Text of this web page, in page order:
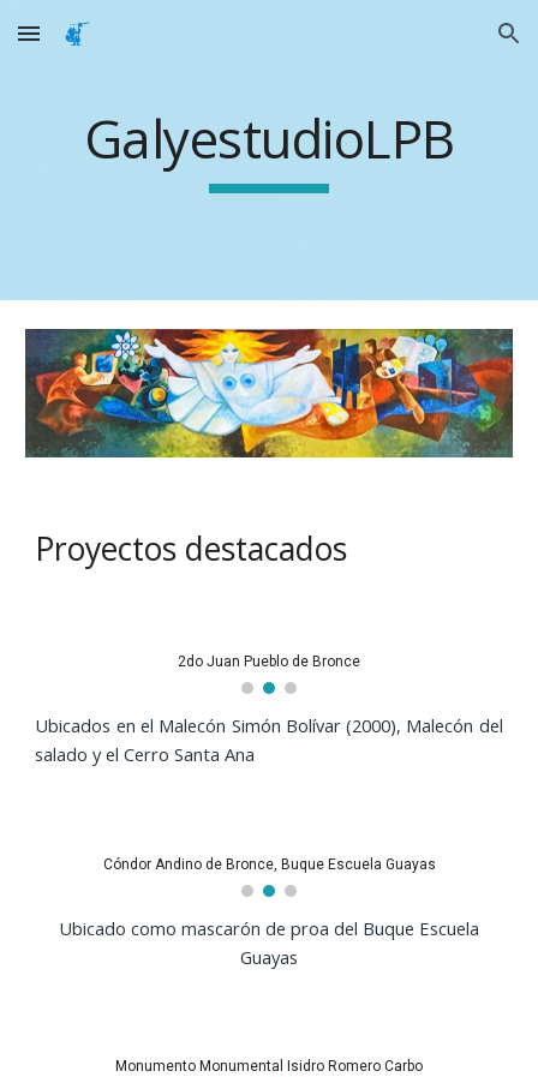
Skip to main content Skip to navigation
GalyestudioLPB
Proyectos destacados
2do Juan Pueblo de Bronce
Ubicados en el Malecón Simón Bolívar (2000), Malecón del
salado y el Cerro Santa Ana
Cóndor Andino de Bronce, Buque Escuela Guayas
Ubicado como mascarón de proa del Buque Escuela
Guayas
Monumento Monumental Isidro Romero Carbo